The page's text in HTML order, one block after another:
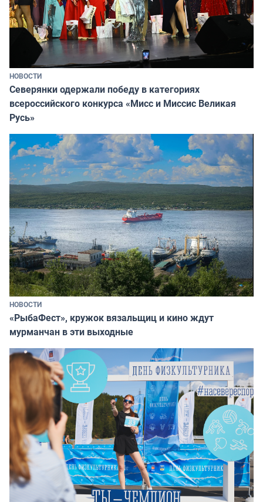
НОВОСТИ
Северянки одержали победу в категориях
всероссийского конкурса «Мисс и Миссис Великая
Русь»
НОВОСТИ
«РыбаФест», кружок вязальщиц и кино ждут
мурманчан в эти выходные